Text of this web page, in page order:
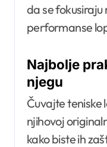
da se fokusiraju
performanse
Najbolje
njegu
Čuvajte teniske
njihovoj
kako biste ih